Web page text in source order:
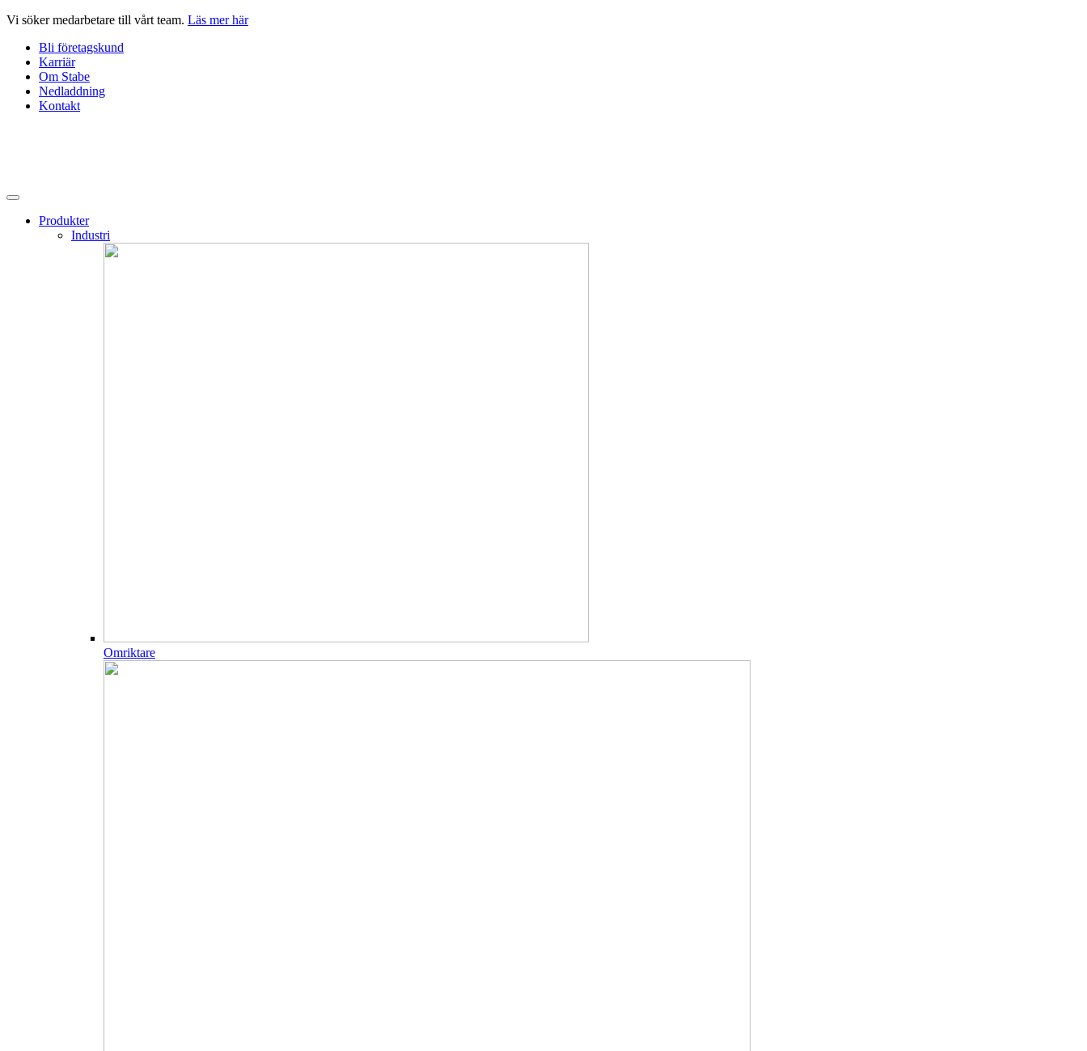
Hoppa
innehåll
Vi söker medarbetare till vårt team. Läs mer här
Bli företagskund
Karriär
Om Stabe
Nedladdning
Kontakt
Produkter
Industri
Omriktare